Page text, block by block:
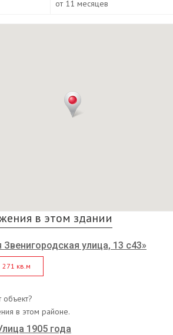
от 11 месяцев
в этом здании
Звенигородская улица, 13 с43»
271 кв.м
объект?
в этом районе.
1905 года